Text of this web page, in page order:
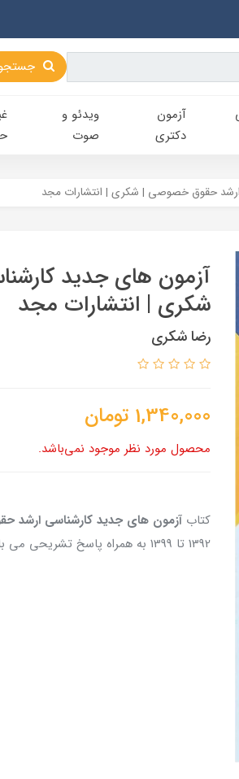
جستجو
آزمون
دکتری
ویدئو و
صوت
حقوق خصوصی | شکري | انتشارات مجد
آزمون های جدید
شکري | انتشارات مجد
رضا شکری
1,340,000 تومان
محصول مورد نظر موجود نمی‌باشد.
کتابآزمون های جدید کارشناسی ارشد
1392 تا 1399 به همراه پاسخ تشریحی می باشد.